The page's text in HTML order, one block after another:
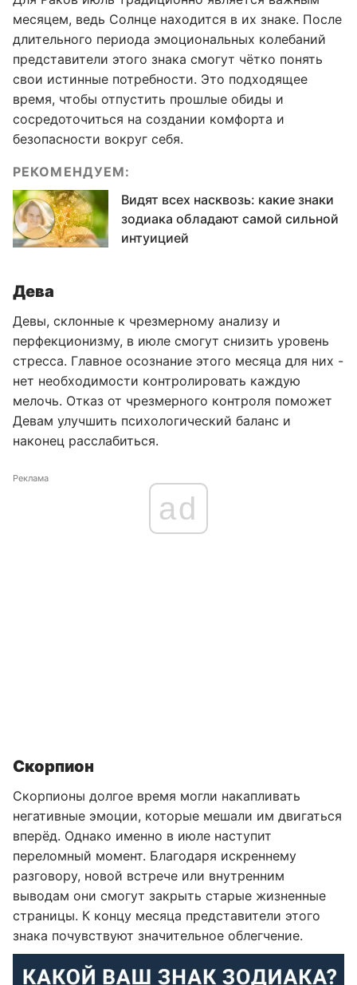
месяцем, ведь Солнце находится в их знаке. После
длительного периода эмоциональных колебаний
представители этого знака смогут чётко понять
свои истинные потребности. Это подходящее
время, чтобы отпустить прошлые обиды и
сосредоточиться на создании комфорта и
безопасности вокруг себя.
РЕКОМЕНДУЕМ:
Видят всех насквозь: какие знаки
зодиака обладают самой сильной
интуицией
Дева
Девы, склонные к чрезмерному анализу и
перфекционизму, в июле смогут снизить уровень
стресса. Главное осознание этого месяца для них -
нет необходимости контролировать каждую
мелочь. Отказ от чрезмерного контроля поможет
Девам улучшить психологический баланс и
наконец расслабиться.
Реклама
ad
Скорпион
Скорпионы долгое время могли накапливать
негативные эмоции, которые мешали им двигаться
вперёд. Однако именно в июле наступит
переломный момент. Благодаря искреннему
разговору, новой встрече или внутренним
выводам они смогут закрыть старые жизненные
страницы. К концу месяца представители этого
знака почувствуют значительное облегчение.